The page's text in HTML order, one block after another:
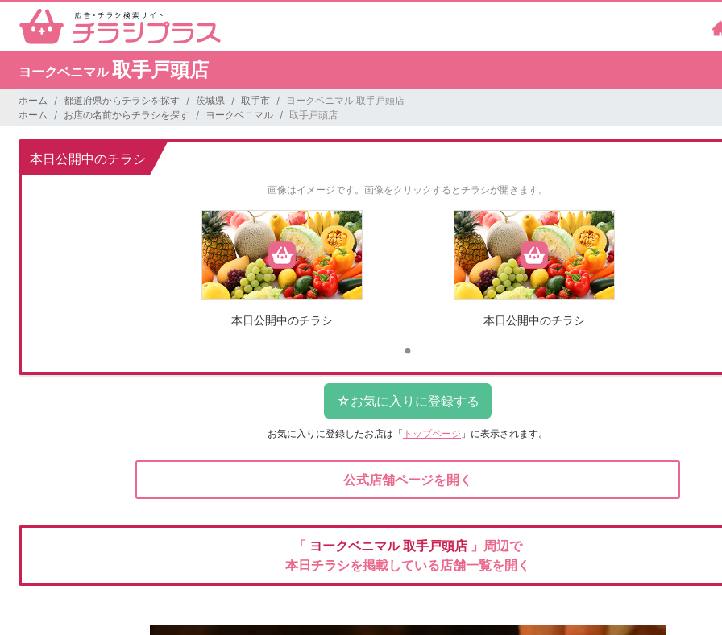
ヨークベニマル取手戸頭店
ホーム 都道府県からチラシを探す 茨城県 取手市
ヨークベニマル 取手戸頭店
ホーム
お店の名前からチラシを探す ヨークベニマル 取手戸頭店
本日公開中のチラシ
画像はイメージです。 画像をクリックするとチラシが開きます。
本日公開中のチラシ 本日公開中のチラシ
お気に入りに登録したお店は 「 トップページ 」に表示されます。
公式店舗ページを開く
「 ヨークベニマル取手戸頭店 」周辺で
本日チラシを掲載している店舗一覧を開く